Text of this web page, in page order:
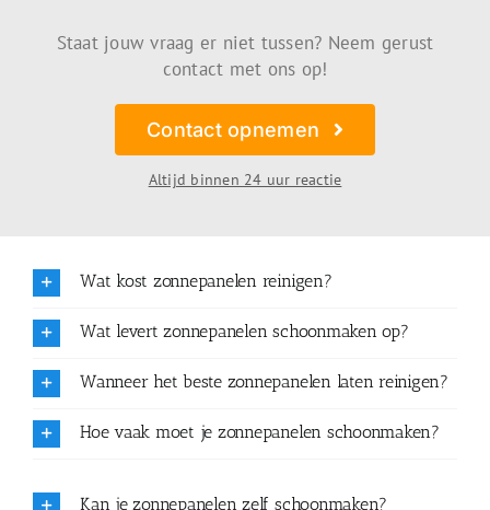
Staat jouw vraag er niet tussen? Neem gerust
contact met ons op!
Contact opnemen
Altijd binnen 24 uur reactie
Wat kost zonnepanelen reinigen?
Wat levert zonnepanelen schoonmaken op?
Wanneer het beste zonnepanelen laten reinigen?
Hoe vaak moet je zonnepanelen schoonmaken?
Kan je zonnepanelen zelf schoonmaken?